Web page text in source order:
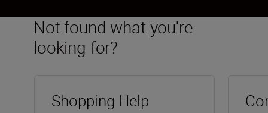
Not found what you're
looking for?
Shopping Help